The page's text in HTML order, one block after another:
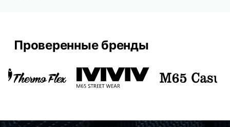
Проверенные бренды